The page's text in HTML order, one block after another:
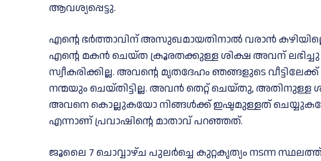
ആവശ്യപ്പെട്ടു.
എന്റെ ഭര്‍ത്താവിന് അസുഖമായതിനാല്‍ വരാന്‍
എന്റെ മകന്‍ ചെയ്ത ക്രൂരതക്കുള്ള ശിക്ഷ അവന്
സ്വീകരിക്കില്ല. അവന്റെ മൃതദേഹം ഞങ്ങളുടെ
നന്മയും ചെയ്തിട്ടില്ല. അവന്‍ തെറ്റ് ചെയ്തു,
അവനെ കൊല്ലുകയോ നിങ്ങള്‍ക്ക് ഇഷ്ടമുള്ളത് ചെയ്യുകയോ
എന്നാണ് പ്രവാഷിന്റെ മാതാവ് പറഞ്ഞത്.
ജൂലൈ 7 ചൊവ്വാഴ്ച പുലര്‍ച്ചെ കുറ്റകൃത്യം നടന്ന സ്ഥലത്ത്